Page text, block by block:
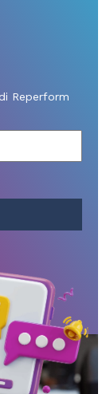
Reperform